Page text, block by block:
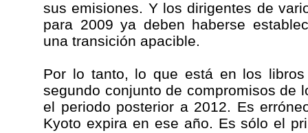
sus emisiones. Y los dirigentes de
para 2009 ya deben haberse
una transición apacible.
Por lo tanto, lo que está en los
segundo conjunto de compromisos de
el periodo posterior a 2012. Es
Kyoto expira en ese año. Es sólo el